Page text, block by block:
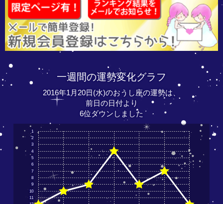
一週間の運勢変化グラフ
2016年1月20日(水)のおうし座の運勢は、
前日の日付より
6位ダウンしました
11
10
9
8
7
6
5
4
3
2
1